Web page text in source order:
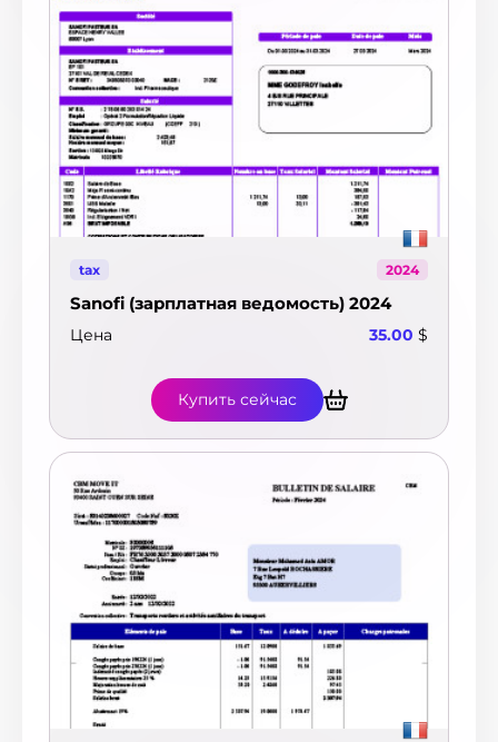
tax 2024
Sanofi (зарплатная ведомость) 2024
Цена 35.00 $
Купить сейчас